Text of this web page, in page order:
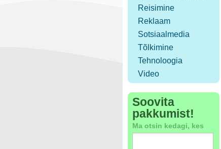
Reisimine
Reklaam
Sotsiaalmedia
Tõlkimine
Tehnoloogia
Video
Soovita
pakkumist!
Ma otsin kedagi, kes